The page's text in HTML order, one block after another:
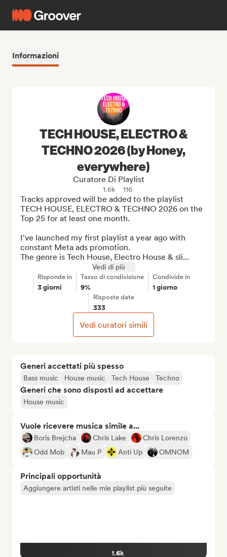
Informazioni
Generi accettati più spesso
Bass music House music Tech House Techno
Generi che sono disposti ad accettare
House music
Vuole ricevere musica simile a...
Boris Brejcha Chris Lake
Chris Lorenzo
Odd Mob
Mau P Anti Up OMNOM
Principali opportunità
Aggiungere artisti nelle mie playlist più seguite
1.6k
TECH HOUSE, ELECTRO &
TECHNO 2026 (by Honey,
everywhere)
Curatore Di Playlist
1.6k 116
Tracks approved will be added to the playlist
TECH HOUSE, ELECTRO & TECHNO 2026 on the
Top 25 for at least one month.
I've launched my first playlist a year ago with
constant Meta ads promotion.
The genre is Tech House, Electro House & sli...
Vedi di più
Risponde in
3 giorni
Tasso di condivisione
9%
Condivide in
1 giorno
Risposte date
333
Vedi curatori simili